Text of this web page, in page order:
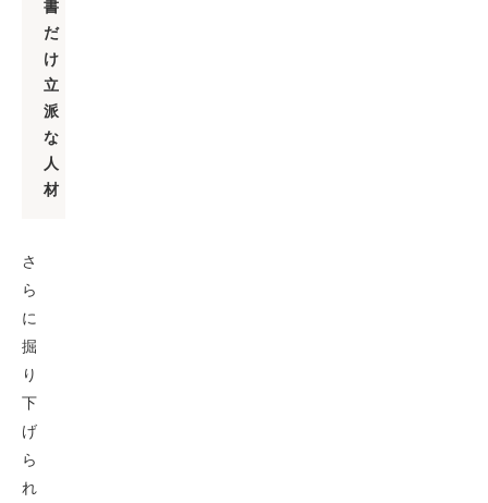
書
だ
け
立
派
な
人
材
さ
ら
に
掘
り
下
げ
ら
れ